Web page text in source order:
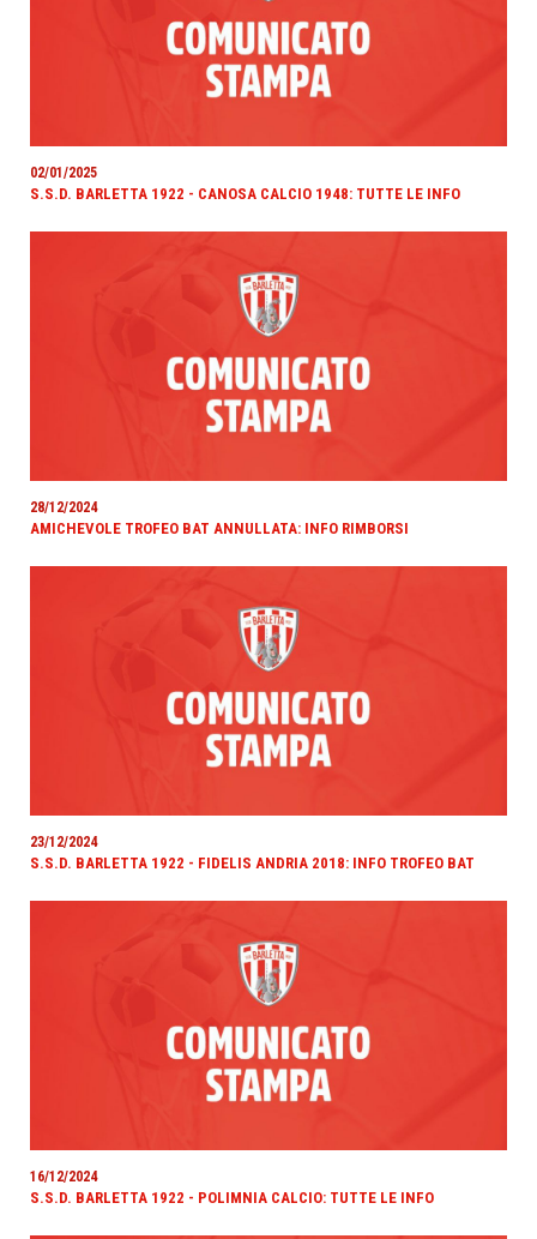
02/01/2025
S.S.D. BARLETTA 1922 - CANOSA CALCIO 1948: TUTTE LE INFO
28/12/2024
AMICHEVOLE TROFEO BAT ANNULLATA: INFO RIMBORSI
23/12/2024
S.S.D. BARLETTA 1922 - FIDELIS ANDRIA 2018: INFO TROFEO BAT
16/12/2024
S.S.D. BARLETTA 1922 - POLIMNIA CALCIO: TUTTE LE INFO